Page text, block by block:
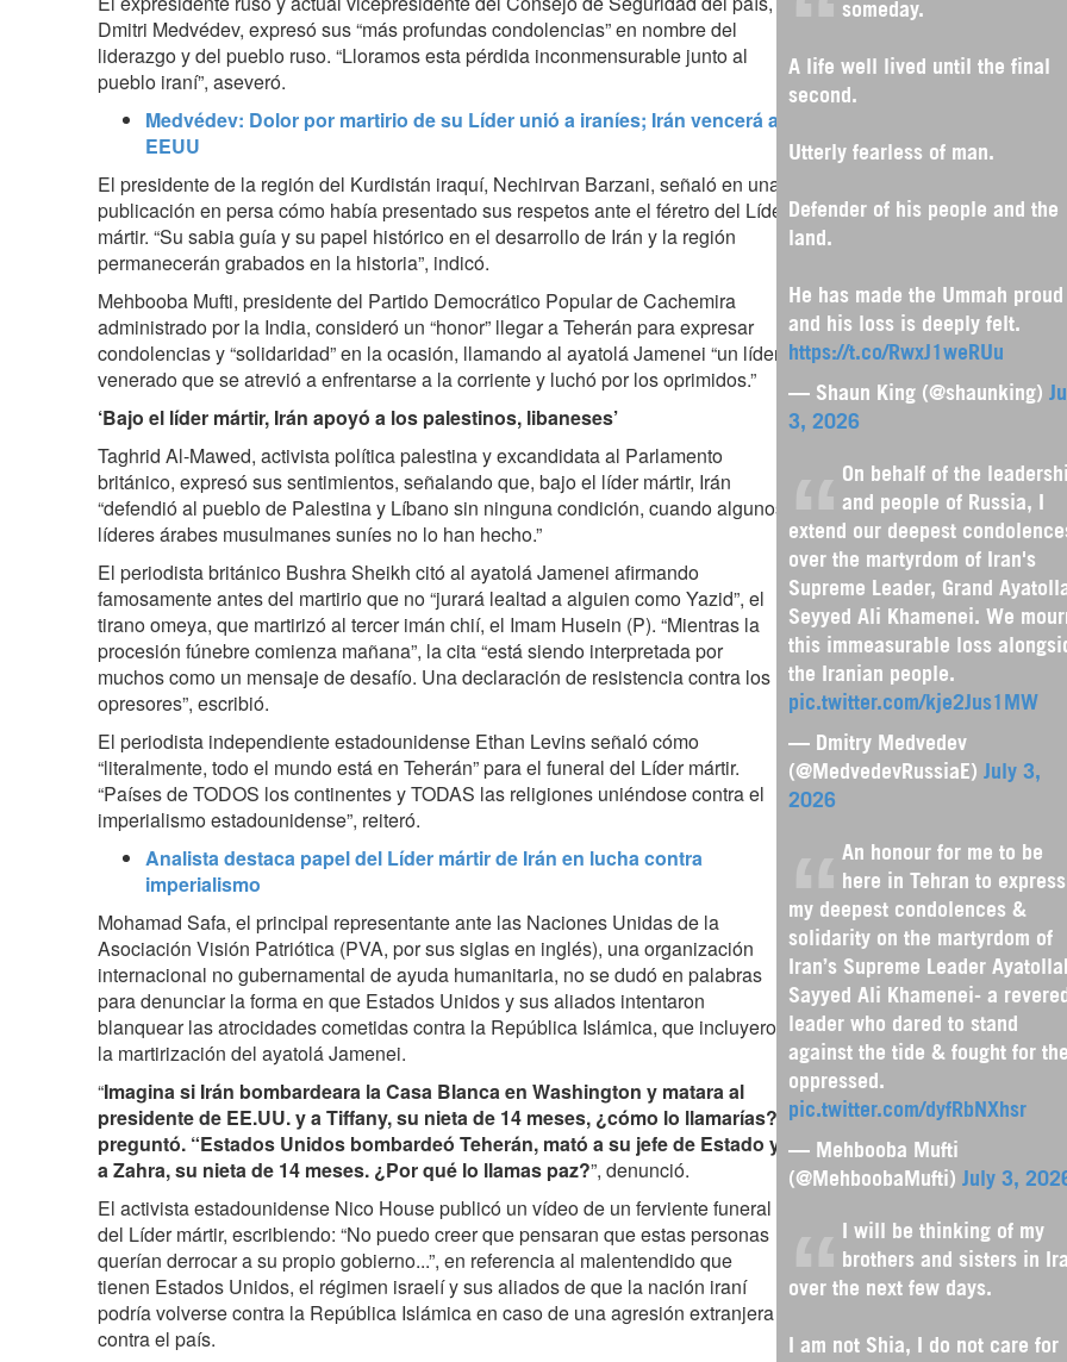
someday.
A life well lived until the final
second.
Utterly fearless of man.
Defender of his people and the
land.
He has made the Ummah proud
and his loss is deeply felt.
https://t.co/RwxJ1weRUu
— Shaun King (@shaunking)
3, 2026
Dmitri Medvédev, expresó sus “más profundas condolencias” en nombre del
liderazgo y del pueblo ruso. “Lloramos esta pérdida inconmensurable junto al
pueblo iraní”, aseveró.
Medvédev: Dolor por martirio de su Líder unió a iraníes; Irán vencerá a
EEUU
On behalf of the
and people of Russia, I
extend our deepest
over the martyrdom of Iran's
Supreme Leader, Grand
Seyyed Ali Khamenei. We
this immeasurable loss
the Iranian people.
pic.twitter.com/kje2Jus1MW
— Dmitry Medvedev
(@MedvedevRussiaE) July 3,
2026
El presidente de la región del Kurdistán iraquí, Nechirvan Barzani, señaló en una
publicación en persa cómo había presentado sus respetos ante el féretro del Líder
mártir. “Su sabia guía y su papel histórico en el desarrollo de Irán y la región
permanecerán grabados en la historia”, indicó.
Mehbooba Mufti, presidente del Partido Democrático Popular de Cachemira
administrado por la India, consideró un “honor” llegar a Teherán para expresar
condolencias y “solidaridad” en la ocasión, llamando al ayatolá Jamenei “un líder
venerado que se atrevió a enfrentarse a la corriente y luchó por los oprimidos.”
An honour for me to be
here in Tehran to express
my deepest condolences &
solidarity on the martyrdom of
Iran’s Supreme Leader
Sayyed Ali Khamenei- a revered
leader who dared to stand
against the tide & fought for the
oppressed.
pic.twitter.com/dyfRbNXhsr
— Mehbooba Mufti
(@MehboobaMufti) July 3,
‘Bajo el líder mártir, Irán apoyó a los palestinos, libaneses’
Taghrid Al-Mawed, activista política palestina y excandidata al Parlamento
británico, expresó sus sentimientos, señalando que, bajo el líder mártir, Irán
“defendió al pueblo de Palestina y Líbano sin ninguna condición, cuando algunos
líderes árabes musulmanes suníes no lo han hecho.”
I will be thinking of my
brothers and sisters in
over the next few days.
I am not Shia, I do not care for
El periodista británico Bushra Sheikh citó al ayatolá Jamenei afirmando
famosamente antes del martirio que no “jurará lealtad a alguien como Yazid”, el
tirano omeya, que martirizó al tercer imán chií, el Imam Husein (P). “Mientras la
procesión fúnebre comienza mañana”, la cita “está siendo interpretada por
muchos como un mensaje de desafío. Una declaración de resistencia contra los
opresores”, escribió.
El periodista independiente estadounidense Ethan Levins señaló cómo
“literalmente, todo el mundo está en Teherán” para el funeral del Líder mártir.
“Países de TODOS los continentes y TODAS las religiones uniéndose contra el
imperialismo estadounidense”, reiteró.
Analista destaca papel del Líder mártir de Irán en lucha contra
imperialismo
Mohamad Safa, el principal representante ante las Naciones Unidas de la
Asociación Visión Patriótica (PVA, por sus siglas en inglés), una organización
internacional no gubernamental de ayuda humanitaria, no se dudó en palabras
para denunciar la forma en que Estados Unidos y sus aliados intentaron
blanquear las atrocidades cometidas contra la República Islámica, que incluyeron
la martirización del ayatolá Jamenei.
“Imagina si Irán bombardeara la Casa Blanca en Washington y matara al
presidente de EE.UU. y a Tiffany, su nieta de 14 meses, ¿cómo lo llamarías?”
preguntó. “Estados Unidos bombardeó Teherán, mató a su jefe de Estado y
a Zahra, su nieta de 14 meses. ¿Por qué lo llamas paz?”, denunció.
El activista estadounidense Nico House publicó un vídeo de un ferviente funeral
del Líder mártir, escribiendo: “No puedo creer que pensaran que estas personas
querían derrocar a su propio gobierno...”, en referencia al malentendido que
tienen Estados Unidos, el régimen israelí y sus aliados de que la nación iraní
podría volverse contra la República Islámica en caso de una agresión extranjera
contra el país.